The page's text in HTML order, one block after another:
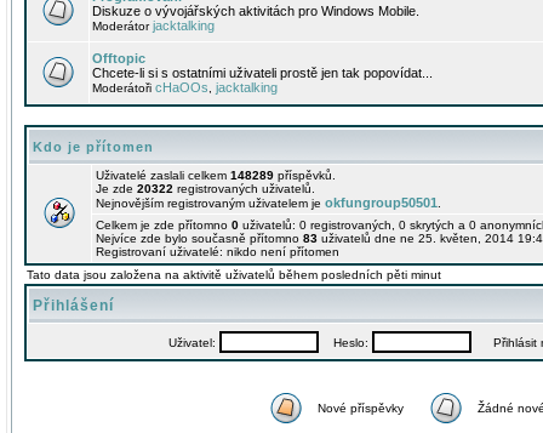
Diskuze o vývojářských aktivitách pro Windows Mobile.
Moderátorjacktalking
Offtopic
Chcete-li si s ostatními uživateli prostě jen tak popovídat...
Moderátoři cHaOOs jacktalking
Kdo je přítomen
Uživatelé zaslali celkem 148289 příspěvků.
Je zde 20322 registrovaných uživatelů.
Nejnovějším registrovaným uživatelem je okfungroup50501
Celkem je zde přítomno 0 uživatelů: 0 registrovaných, 0 skrytých a 0
Nejvíce zde bylo současně přítomno 83 uživatelů dne ne 25. květen, 2014
Registrovaní uživatelé: nikdo není přítomen
Tato data jsou založena na aktivitě uživatelů během posledních pěti minut
Přihlášení
Uživatel: Heslo: Přihlásit
Nové příspěvky Žádné